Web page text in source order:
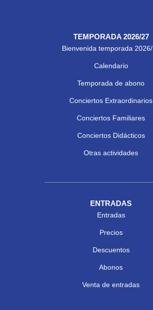
TEMPORADA 2026/27
Bienvenida temporada
Calendario
Temporada de abono
Conciertos Extraordinarios
Conciertos Familiares
Conciertos Didácticos
Otras actividades
ENTRADAS
Entradas
Precios
Descuentos
Abonos
Venta de entradas